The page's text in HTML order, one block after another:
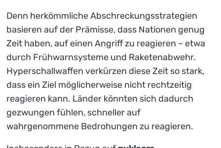
Denn herkömmliche Abschreckungsstrategien
basieren auf der Prämisse, dass Nationen genug
Zeit haben, auf einen Angriff zu reagieren – etwa
durch Frühwarnsysteme und Raketenabwehr.
Hyperschallwaffen verkürzen diese Zeit so stark,
dass ein Ziel möglicherweise nicht rechtzeitig
reagieren kann. Länder könnten sich dadurch
gezwungen fühlen, schneller auf
wahrgenommene Bedrohungen zu reagieren.